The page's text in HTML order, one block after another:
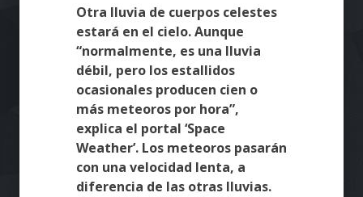
Otra lluvia de cuerpos celestes
estará en el cielo. Aunque
“normalmente, es una lluvia
débil, pero los estallidos
ocasionales producen cien o
más meteoros por hora”,
explica el portal ‘Space
Weather’. Los meteoros pasarán
con una velocidad lenta, a
diferencia de las otras lluvias.